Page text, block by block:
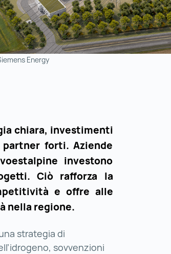
Energy
chiara, investimenti
forti. Aziende
investono
Ciò rafforza la
e offre alle
nella regione.
strategia di
sovvenzioni